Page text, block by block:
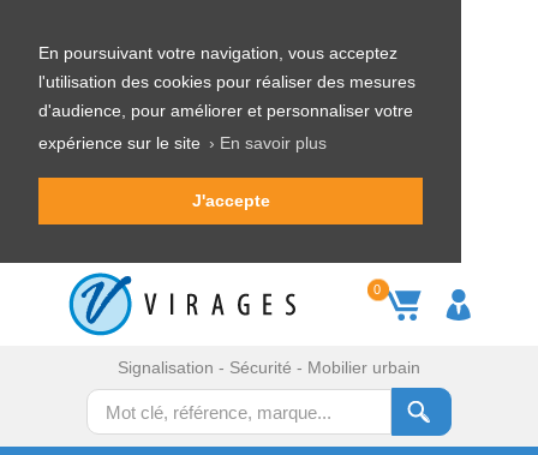
En poursuivant votre navigation, vous acceptez
l'utilisation des cookies pour réaliser des mesures
d'audience, pour améliorer et personnaliser votre
expérience sur le site › En savoir plus
J'accepte
0
Signalisation - Sécurité - Mobilier urbain